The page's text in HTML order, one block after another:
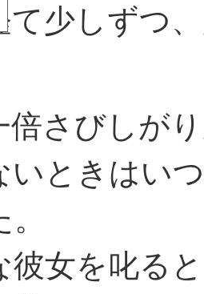
て少しずつ
倍さびしが
いときはい
彼女を叱る